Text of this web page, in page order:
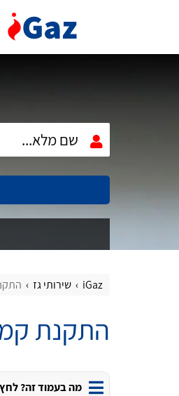
iGaz שירותי גז
התקנת
מה בעמוד זה? לחץ